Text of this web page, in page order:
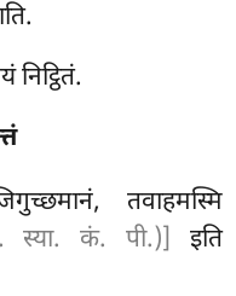
तवाहमस्मि
स्या. कं. पी.)]
इति